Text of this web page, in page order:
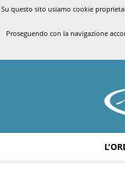
Su questo sito usiamo cookie
Proseguendo con la navigazione